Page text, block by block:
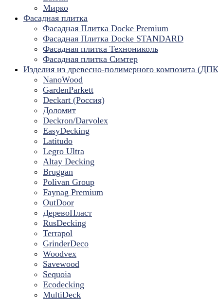
Мирко
Фасадная плитка
Фасадная Плитка Docke Premium
Фасадная Плитка Docke STANDARD
Фасадная плитка Технониколь
Фасадная плитка Симтер
Изделия из древесно-полимерного композита
NanoWood
GardenParkett
Deckart (Россия)
Доломит
Deckron/Darvolex
EasyDecking
Latitudo
Legro Ultra
Altay Decking
Bruggan
Polivan Group
Faynag Premium
OutDoor
ДеревоПласт
RusDecking
Terrapol
GrinderDeco
Woodvex
Savewood
Sequoia
Ecodecking
MultiDeck